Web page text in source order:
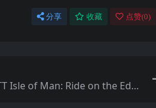
分享 收藏 点赞(0)
Isle of Man: Ride on the Edge